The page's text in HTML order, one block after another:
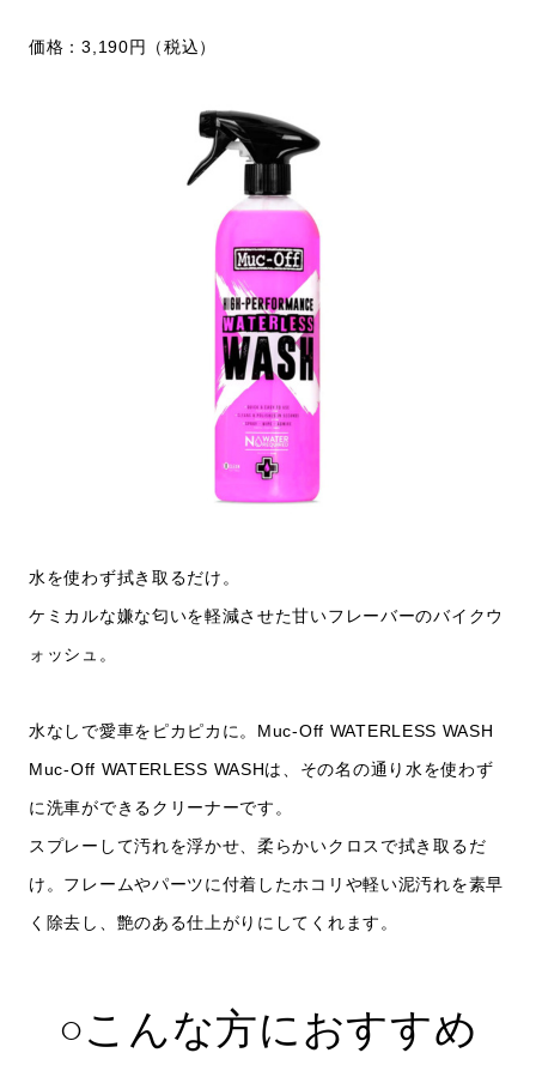
価格：3,190円（税込）
水を使わず拭き取るだけ。
ケミカルな嫌な匂いを軽減させた甘いフレーバーのバイクウ
ォッシュ。
水なしで愛車をピカピカに。Muc-Off WATERLESS WASH
Muc-Off WATERLESS WASHは、その名の通り水を使わず
に洗車ができるクリーナーです。
スプレーして汚れを浮かせ、柔らかいクロスで拭き取るだ
け。フレームやパーツに付着したホコリや軽い泥汚れを素早
く除去し、艶のある仕上がりにしてくれます。
○こんな方におすすめ